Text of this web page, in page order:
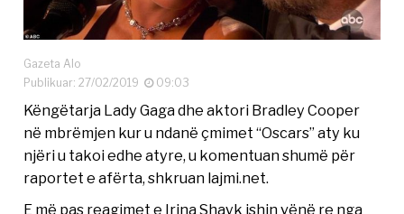
Gazeta Alo
Publikuar: 27/02/2019
09:03
Këngëtarja Lady Gaga dhe aktori Bradley Cooper
në mbrëmjen kur u ndanë çmimet “Oscars” aty ku
njëri u takoi edhe atyre, u komentuan shumë për
raportet e afërta, shkruan lajmi.net.
E më pas reagimet e Irina Shayk ishin vënë re nga